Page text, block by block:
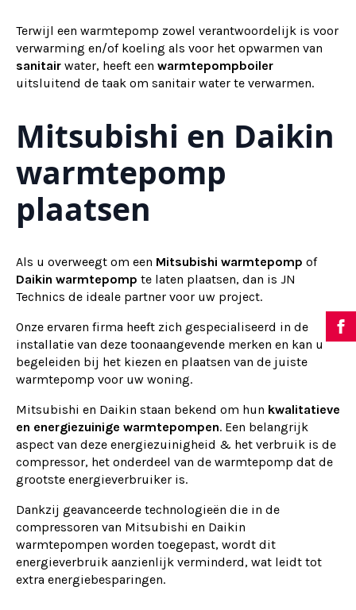
Terwijl een warmtepomp zowel verantwoordelijk is voor
verwarming en/of koeling als voor het opwarmen van
sanitair water, heeft een warmtepompboiler
uitsluitend de taak om sanitair water te verwarmen.
Mitsubishi en Daikin
warmtepomp
plaatsen
Als u overweegt om een Mitsubishi warmtepomp of
Daikin warmtepomp te laten plaatsen, dan is JN
Technics de ideale partner voor uw project.
Onze ervaren firma heeft zich gespecialiseerd in de
installatie van deze toonaangevende merken en kan u
begeleiden bij het kiezen en plaatsen van de juiste
warmtepomp voor uw woning.
Mitsubishi en Daikin staan bekend om hun kwalitatieve
en energiezuinige warmtepompen. Een belangrijk
aspect van deze energiezuinigheid & het verbruik is de
compressor, het onderdeel van de warmtepomp dat de
grootste energieverbruiker is.
Dankzij geavanceerde technologieën die in de
compressoren van Mitsubishi en Daikin
warmtepompen worden toegepast, wordt dit
energieverbruik aanzienlijk verminderd, wat leidt tot
extra energiebesparingen.